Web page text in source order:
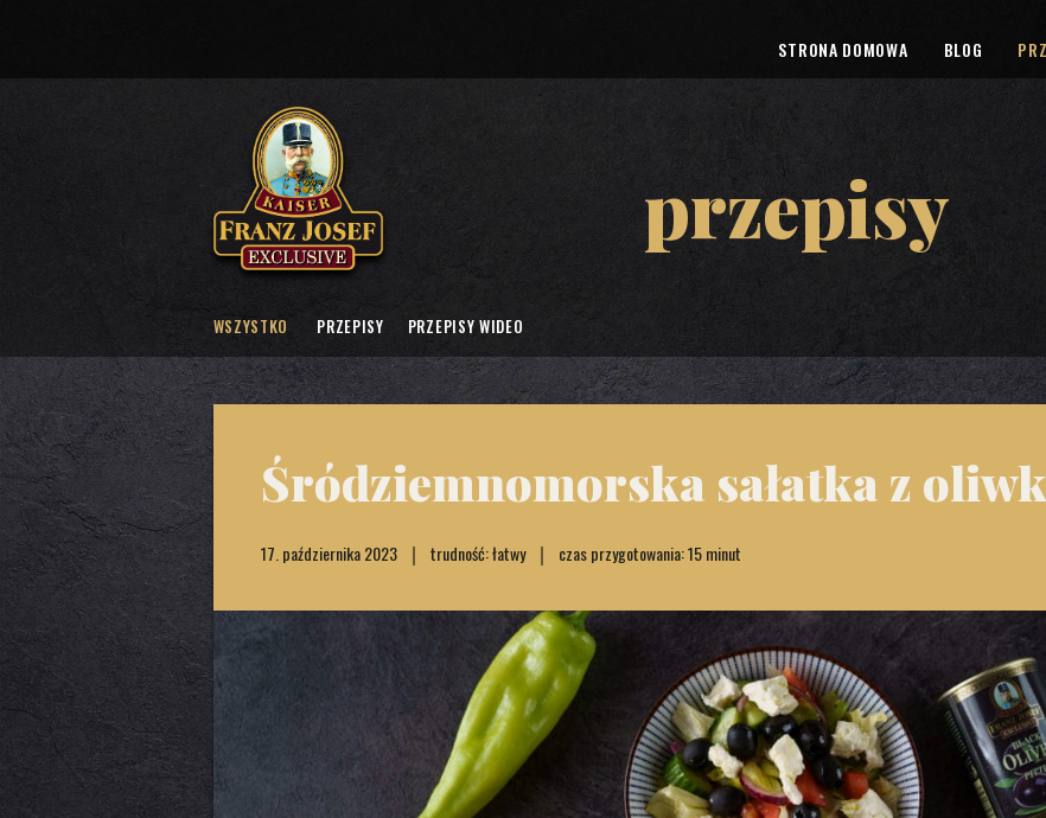
STRONA DOMOWA BLOG
przepisy
WSZYSTKO PRZEPISY PRZEPISY WIDEO
Śródziemnomorska sałatka z
17. października 2023 trudność: łatwy czas przygotowania: 15 minut